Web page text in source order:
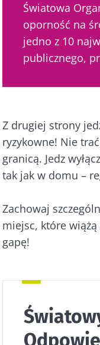
Światowa
oporność na
jedno z 10
publicznego,
Z drugiej strony
ryzykowne! Nie
granicą. Jedz
tak jak w domu –
Zachowaj
miejsc, które
gapę!